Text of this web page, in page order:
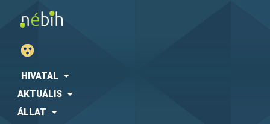
HIVATAL
AKTUÁLIS
ÁLLAT